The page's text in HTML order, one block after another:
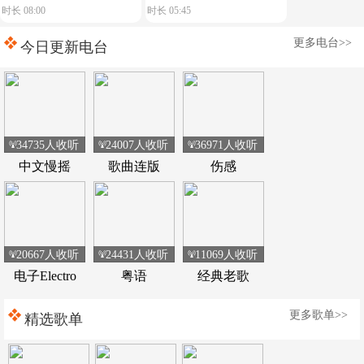
飙车载热舞嗨翻全程
时长 08:00 皮耶皮耶(DjHzai
鼓)
时长 05:45
今日更新电台 更多电台>>
中文慢摇
34735人收听
歌曲连版
24007人收听
伤感
36971人收听
电子Electro
20667人收听
粤语
24431人收听
经典老歌
11069人收听
精选歌单 更多歌单>>